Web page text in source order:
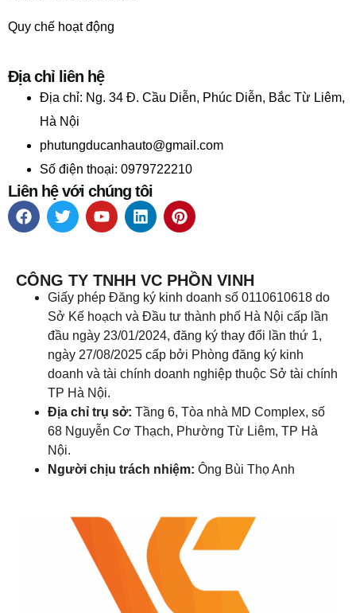
Quy chế hoạt động
Địa chỉ liên hệ
Địa chỉ: Ng. 34 Đ. Cầu Diễn, Phúc Diễn, Bắc Từ Liêm,
Hà Nội
phutungducanhauto@gmail.com
Số điện thoại: 0979722210
Liên hệ với chúng tôi
CÔNG TY TNHH VC PHỒN VINH
Giấy phép Đăng ký kinh doanh số 0110610618 do
Sở Kế hoạch và Đầu tư thành phố Hà Nội cấp lần
đầu ngày 23/01/2024, đăng ký thay đổi lần thứ 1,
ngày 27/08/2025 cấp bởi Phòng đăng ký kinh
doanh và tài chính doanh nghiệp thuộc Sở tài chính
TP Hà Nội.
Địa chỉ trụ sở: Tầng 6, Tòa nhà MD Complex, số
68 Nguyễn Cơ Thạch, Phường Từ Liêm, TP Hà
Nội.
Người chịu trách nhiệm: Ông Bùi Thọ Anh